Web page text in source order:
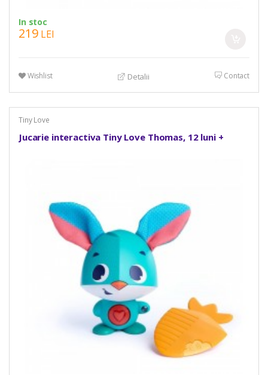
In stoc
219 LEI
Wishlist Detalii Contact
Tiny Love
Jucarie interactiva Tiny Love Thomas, 12 luni +